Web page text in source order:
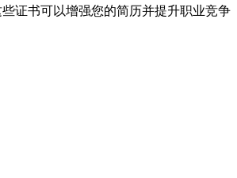
证书可以增强您的简历并提升职业竞争